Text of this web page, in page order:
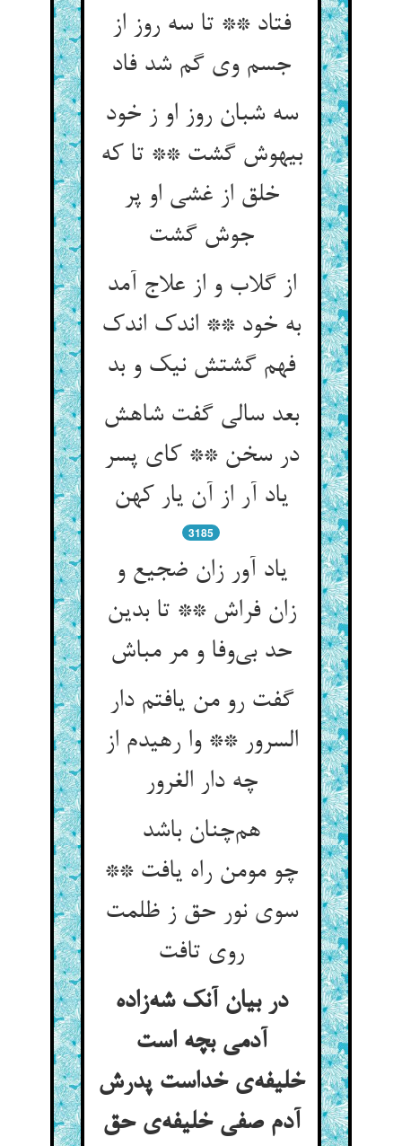
فتاد ** تا سه روز از
جسم وی گم شد فاد
سه شبان روز او ز خود
بیهوش گشت ** تا که
خلق از غشی او پر
جوش گشت
از گلاب و از علاج آمد
به خود ** اندک اندک
فهم گشتش نیک و بد
بعد سالی گفت شاهش
در سخن ** کای پسر
یاد آر از آن یار کهن
3185
یاد آور زان ضجیع و
زان فراش ** تا بدین
حد بی‌وفا و مر مباش
گفت رو من یافتم دار
السرور ** وا رهیدم از
چه دار الغرور
هم‌چنان باشد
چو مومن راه یافت **
سوی نور حق ز ظلمت
روی تافت
در بیان آنک شه‌زاده
آدمی بچه است
خلیفه‌ی خداست پدرش
آدم صفی خلیفه‌ی حق